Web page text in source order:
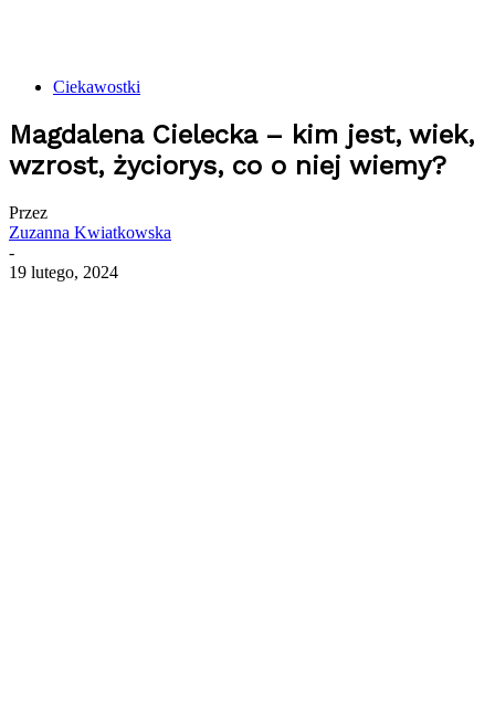
Ciekawostki
Magdalena Cielecka – kim jest, wiek,
wzrost, życiorys, co o niej wiemy?
Przez
Zuzanna Kwiatkowska
-
19 lutego, 2024